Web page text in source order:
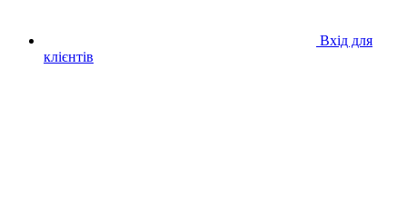
Вхід для
клієнтів